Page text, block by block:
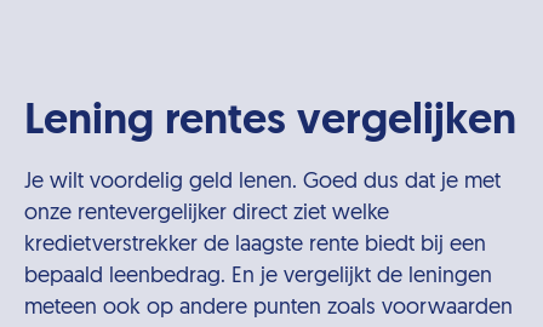
Lening rentes vergelijken
Je wilt voordelig geld lenen. Goed dus dat je met
onze rentevergelijker direct ziet welke
kredietverstrekker de laagste rente biedt bij een
bepaald leenbedrag. En je vergelijkt de leningen
meteen ook op andere punten zoals voorwaarden